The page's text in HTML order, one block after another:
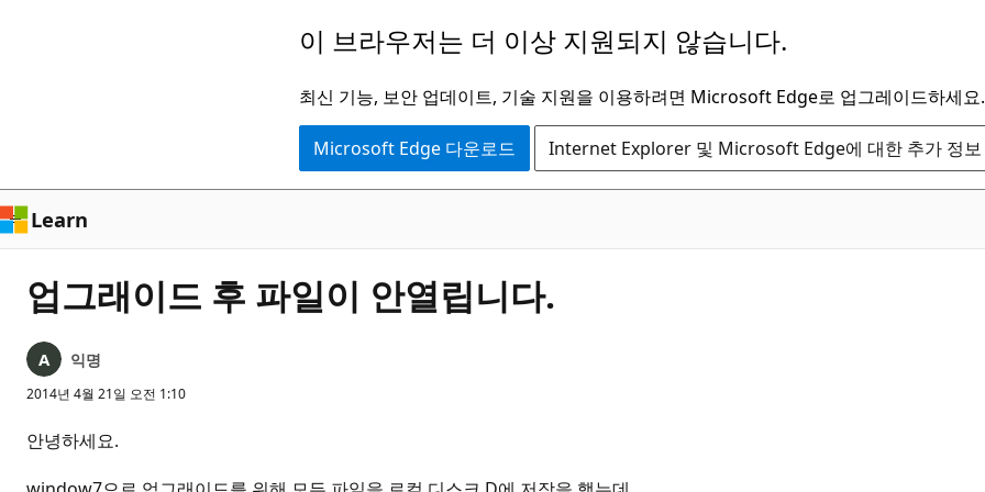
로
건
너
뛰
기
이 브라우저는 더 이상 지원되지 않습니다.
최신 기능, 보안 업데이트, 기술 지원을 이용하려면 Microsoft Edge로 업그레이드하세요.
Microsoft Edge 다운로드 Internet Explorer 및 Microsoft Edge에 대한 추가 정보
Learn
업그래이드 후 파일이 안열립니다.
익명
2014년 4월 21일 오전 1:10
안녕하세요.